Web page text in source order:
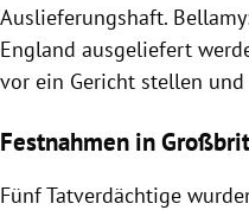
Auslieferungshaft.
England ausgeliefert
vor ein Gericht stellen
Festnahmen in
Fünf Tatverdächtige